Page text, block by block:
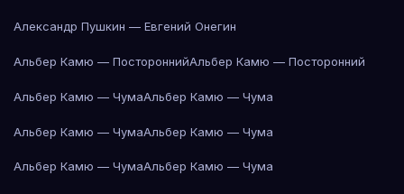
Александр Пушкин — Евгений Онегин
Альбер Камю — ПостороннийАльбер Камю — Посторонний
Альбер Камю — ЧумаАльбер Камю — Чума
Альбер Камю — ЧумаАльбер Камю — Чума
Альбер Камю — ЧумаАльбер Камю — Чума